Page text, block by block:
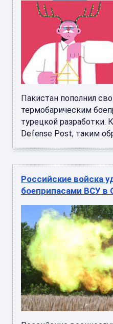
Пакистан пополнил
термобарическим
турецкой разработки.
Defense Post, таким
Российские войска
боеприпасами ВСУ в